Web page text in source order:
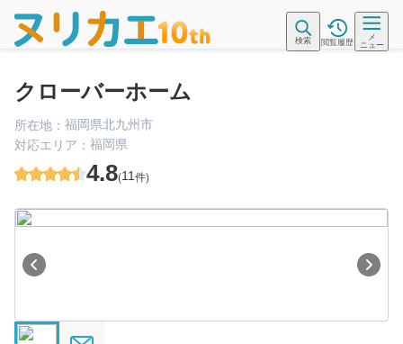
検索 閲覧履歴
メ
ニュー
クローバーホーム
所在地： 福岡県北九州市
対応エリア： 福岡県
4.8(11件)